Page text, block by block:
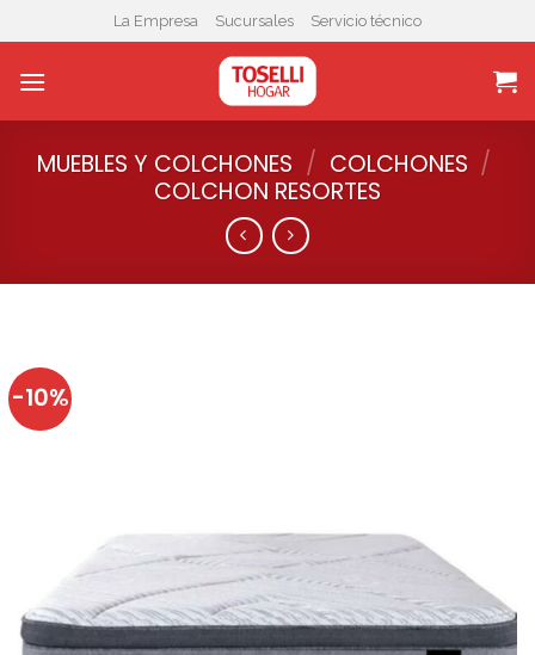
to
content
La Empresa Sucursales Servicio técnico
MUEBLES Y COLCHONES / COLCHONES /
COLCHON RESORTES
-10%